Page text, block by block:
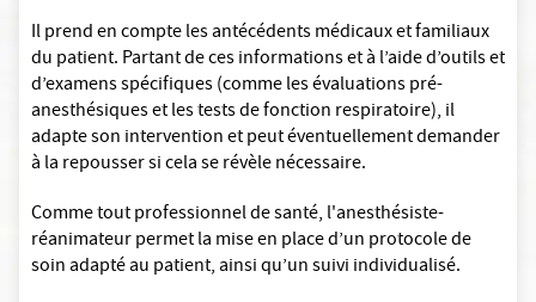
Il prend en compte les antécédents médicaux et familiaux
du patient. Partant de ces informations et à l’aide d’outils et
d’examens spécifiques (comme les évaluations pré-
anesthésiques et les tests de fonction respiratoire), il
adapte son intervention et peut éventuellement demander
à la repousser si cela se révèle nécessaire.
Comme tout professionnel de santé, l'anesthésiste-
réanimateur permet la mise en place d’un protocole de
soin adapté au patient, ainsi qu’un suivi individualisé.